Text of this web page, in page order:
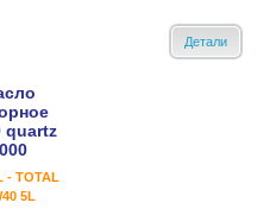
Детали
quartz
- TOTAL
5L